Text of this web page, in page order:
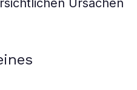
Ursachen